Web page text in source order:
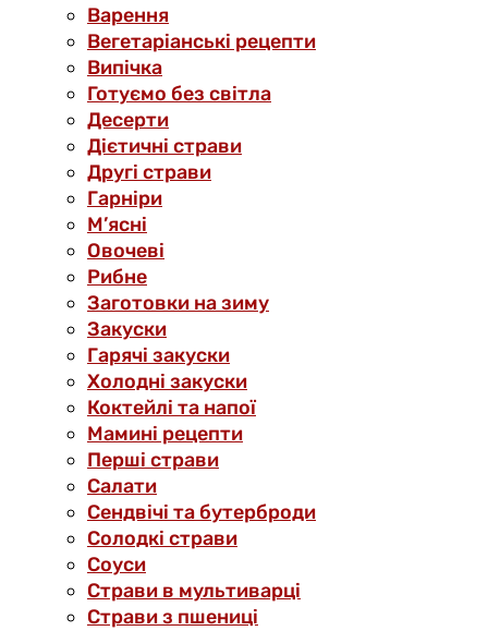
Варення
Вегетаріанські рецепти
Випічка
Готуємо без світла
Десерти
Дієтичні страви
Другі страви
Гарніри
М’ясні
Овочеві
Рибне
Заготовки на зиму
Закуски
Гарячі закуски
Холодні закуски
Коктейлі та напої
Мамині рецепти
Перші страви
Салати
Сендвічі та бутерброди
Солодкі страви
Соуси
Страви в мультиварці
Страви з пшениці